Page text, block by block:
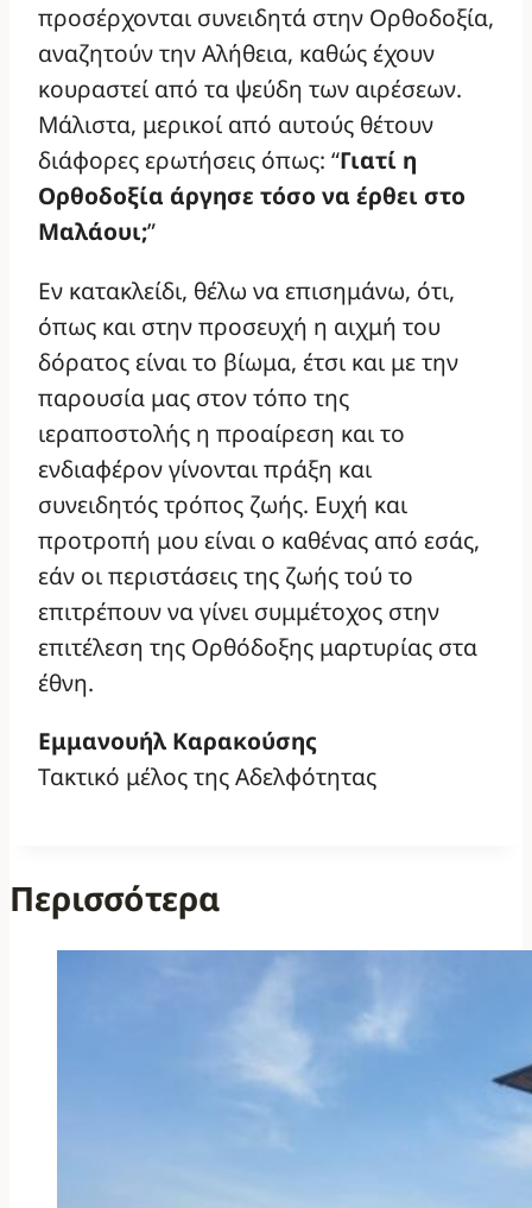
προσέρχονται συνειδητά στην Ορθοδοξία,
αναζητούν την Αλήθεια, καθώς έχουν
κουραστεί από τα ψεύδη των αιρέσεων.
Μάλιστα, μερικοί από αυτούς θέτουν
διάφορες ερωτήσεις όπως: “Γιατί η
Ορθοδοξία άργησε τόσο να έρθει στο
Μαλάουι;”
Εν κατακλείδι, θέλω να επισημάνω, ότι,
όπως και στην προσευχή η αιχμή του
δόρατος είναι το βίωμα, έτσι και με την
παρουσία μας στον τόπο της
ιεραποστολής η προαίρεση και το
ενδιαφέρον γίνονται πράξη και
συνειδητός τρόπος ζωής. Ευχή και
προτροπή μου είναι ο καθένας από εσάς,
εάν οι περιστάσεις της ζωής τού το
επιτρέπουν να γίνει συμμέτοχος στην
επιτέλεση της Ορθόδοξης μαρτυρίας στα
έθνη.
Εμμανουήλ Καρακούσης
Τακτικό μέλος της Αδελφότητας
Περισσότερα